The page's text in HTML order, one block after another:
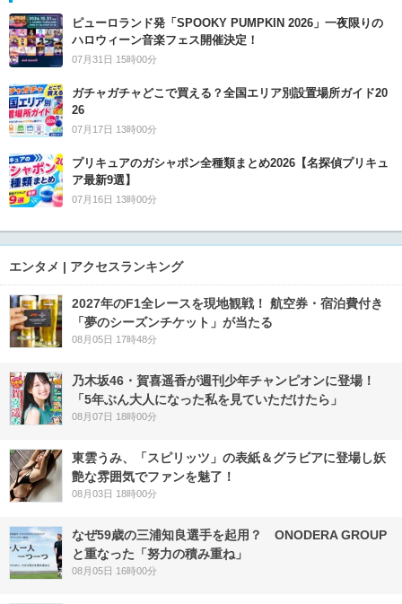
ピューロランド発「SPOOKY PUMPKIN 2026」一夜限りの
ハロウィーン音楽フェス開催決定！
07月31日 15時00分
ガチャガチャどこで買える？全国エリア別設置場所ガイド20
26
07月17日 13時00分
プリキュアのガシャポン全種類まとめ2026【名探偵プリキュ
ア最新9選】
07月16日 13時00分
エンタメ | アクセスランキング
2027年のF1全レースを現地観戦！ 航空券・宿泊費付き
「夢のシーズンチケット」が当たる
08月05日 17時48分
乃木坂46・賀喜遥香が週刊少年チャンピオンに登場！
「5年ぶん大人になった私を見ていただけたら」
08月07日 18時00分
東雲うみ、「スピリッツ」の表紙＆グラビアに登場し妖
艶な雰囲気でファンを魅了！
08月03日 18時00分
なぜ59歳の三浦知良選手を起用？ ONODERA GROUP
と重なった「努力の積み重ね」
08月05日 16時00分